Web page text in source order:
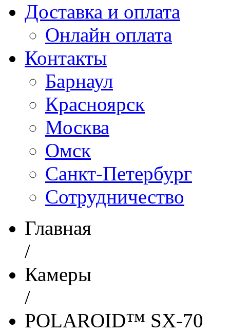
Доставка и оплата
Онлайн оплата
Контакты
Барнаул
Красноярск
Москва
Омск
Санкт-Петербург
Сотрудничество
Главная
/
Камеры
/
POLAROID™ SX-70